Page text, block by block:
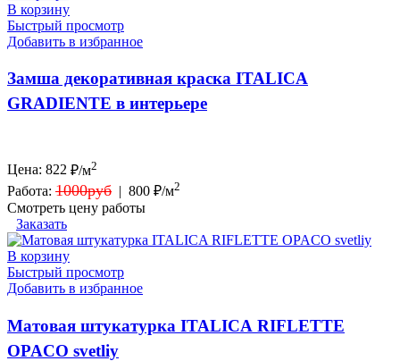
В корзину
Быстрый просмотр
Добавить в избранное
Замша декоративная краска ITALICA
GRADIENTE в интерьере
Цена: 822 ₽/м2
Работа: 1000руб | 800 ₽/м2
Смотреть цену работы
Заказать
В корзину
Быстрый просмотр
Добавить в избранное
Матовая штукатурка ITALICA RIFLETTE
OPACO svetliy